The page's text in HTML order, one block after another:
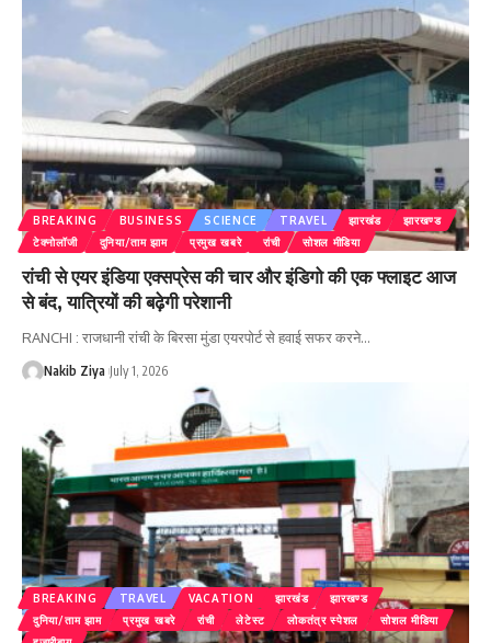
BREAKING BUSINESS SCIENCE TRAVEL झारखंड
झारखण्ड
टेक्नोलॉजी
दुनिया/ताम झाम प्रमुख खबरे रांची सोशल मीडिया
रांची से एयर इंडिया एक्सप्रेस की चार और इंडिगो की एक फ्लाइट आज
से बंद, यात्रियों की बढ़ेगी परेशानी
RANCHI : राजधानी रांची के बिरसा मुंडा एयरपोर्ट से हवाई सफर करने…
Nakib Ziya July 1, 2026
BREAKING TRAVEL VACATION झारखंड
झारखण्ड
दुनिया/ताम झाम
प्रमुख खबरे रांची लेटेस्ट लोकतंत्र स्पेशल
सोशल मीडिया